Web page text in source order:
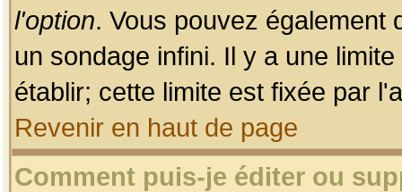
l'option. Vous pouvez également
un sondage infini. Il y a une
établir; cette limite est fixée par
Revenir en haut de page
Comment puis-je éditer ou